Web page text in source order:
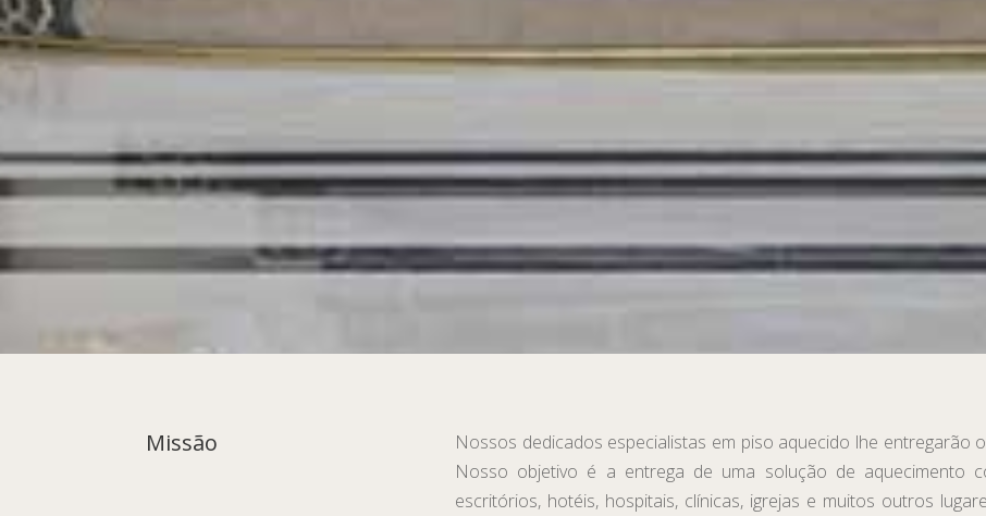
Missão
Nossos dedicados especialistas em piso aquecido lhe entregarão
Nosso objetivo é a entrega de uma solução de aquecimento
escritórios, hotéis, hospitais, clínicas, igrejas e muitos outros